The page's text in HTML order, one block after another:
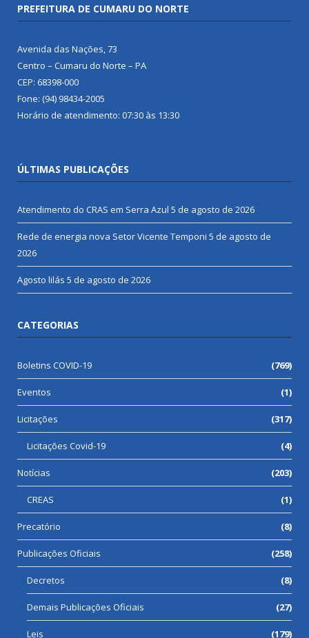
PREFEITURA DE CUMARU DO NORTE
Avenida das Nações, 73
Centro – Cumaru do Norte – PA
CEP: 68398-000
Fone: (94) 98434-2005
Horário de atendimento: 07:30 às 13:30
ÚLTIMAS PUBLICAÇÕES
Atendimento do CRAS em Serra Azul 5 de agosto de 2026
Rede de energia nova Setor Vicente Temponi 5 de agosto de
2026
Agosto lilás 5 de agosto de 2026
CATEGORIAS
Boletins COVID-19 (769)
Eventos (1)
Licitações (317)
Licitações Covid-19 (4)
Notícias (203)
CREAS (1)
Precatório (8)
Publicações Oficiais (258)
Decretos (8)
Demais Publicações Oficiais (27)
Leis (179)